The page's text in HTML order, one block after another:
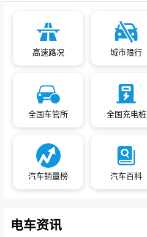
高速路况 城市限行
全国车管所 全国充电桩
汽车销量榜 汽车百科
电车资讯